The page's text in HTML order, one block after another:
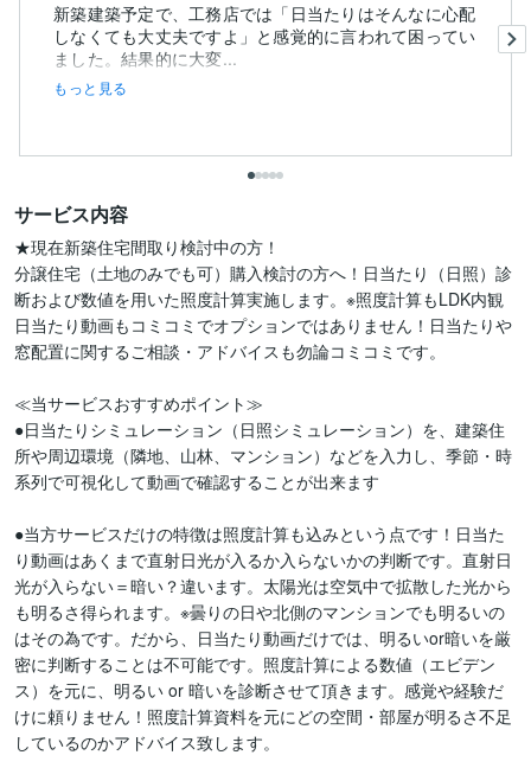
新築建築予定で、工務店では「日当たりはそんなに心配
しなくても大丈夫ですよ」と感覚的に言われて困ってい
ました。結果的に大変...
もっと見る
サービス内容
★現在新築住宅間取り検討中の方！
分譲住宅（土地のみでも可）購入検討の方へ！日当たり（日照）診
断および数値を用いた照度計算実施します。※照度計算もLDK内観
日当たり動画もコミコミでオプションではありません！日当たりや
窓配置に関するご相談・アドバイスも勿論コミコミです。
≪当サービスおすすめポイント≫
●日当たりシミュレーション（日照シミュレーション）を、建築住
所や周辺環境（隣地、山林、マンション）などを入力し、季節・時
系列で可視化して動画で確認することが出来ます
●当方サービスだけの特徴は照度計算も込みという点です！日当た
り動画はあくまで直射日光が入るか入らないかの判断です。直射日
光が入らない＝暗い？違います。太陽光は空気中で拡散した光から
も明るさ得られます。※曇りの日や北側のマンションでも明るいの
はその為です。だから、日当たり動画だけでは、明るいor暗いを厳
密に判断することは不可能です。照度計算による数値（エビデン
ス）を元に、明るい or 暗いを診断させて頂きます。感覚や経験だ
けに頼りません！照度計算資料を元にどの空間・部屋が明るさ不足
しているのかアドバイス致します。